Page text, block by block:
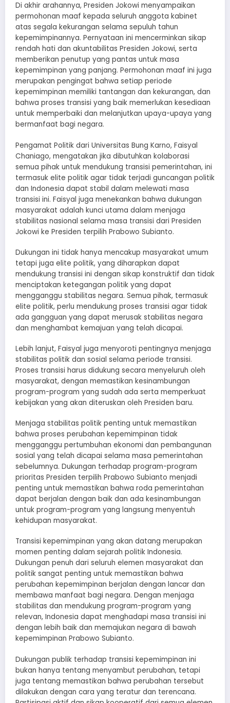
Di akhir arahannya, Presiden Jokowi menyampaikan
permohonan maaf kepada seluruh anggota kabinet
atas segala kekurangan selama sepuluh tahun
kepemimpinannya. Pernyataan ini mencerminkan sikap
rendah hati dan akuntabilitas Presiden Jokowi, serta
memberikan penutup yang pantas untuk masa
kepemimpinan yang panjang. Permohonan maaf ini juga
merupakan pengingat bahwa setiap periode
kepemimpinan memiliki tantangan dan kekurangan, dan
bahwa proses transisi yang baik memerlukan kesediaan
untuk memperbaiki dan melanjutkan upaya-upaya yang
bermanfaat bagi negara.
Pengamat Politik dari Universitas Bung Karno, Faisyal
Chaniago, mengatakan jika dibutuhkan kolaborasi
semua pihak untuk mendukung transisi pemerintahan, ini
termasuk elite politik agar tidak terjadi guncangan politik
dan Indonesia dapat stabil dalam melewati masa
transisi ini. Faisyal juga menekankan bahwa dukungan
masyarakat adalah kunci utama dalam menjaga
stabilitas nasional selama masa transisi dari Presiden
Jokowi ke Presiden terpilih Prabowo Subianto.
Dukungan ini tidak hanya mencakup masyarakat umum
tetapi juga elite politik, yang diharapkan dapat
mendukung transisi ini dengan sikap konstruktif dan tidak
menciptakan ketegangan politik yang dapat
mengganggu stabilitas negara. Semua pihak, termasuk
elite politik, perlu mendukung proses transisi agar tidak
ada gangguan yang dapat merusak stabilitas negara
dan menghambat kemajuan yang telah dicapai.
Lebih lanjut, Faisyal juga menyoroti pentingnya menjaga
stabilitas politik dan sosial selama periode transisi.
Proses transisi harus didukung secara menyeluruh oleh
masyarakat, dengan memastikan kesinambungan
program-program yang sudah ada serta memperkuat
kebijakan yang akan diteruskan oleh Presiden baru.
Menjaga stabilitas politik penting untuk memastikan
bahwa proses perubahan kepemimpinan tidak
mengganggu pertumbuhan ekonomi dan pembangunan
sosial yang telah dicapai selama masa pemerintahan
sebelumnya. Dukungan terhadap program-program
prioritas Presiden terpilih Prabowo Subianto menjadi
penting untuk memastikan bahwa roda pemerintahan
dapat berjalan dengan baik dan ada kesinambungan
untuk program-program yang langsung menyentuh
kehidupan masyarakat.
Transisi kepemimpinan yang akan datang merupakan
momen penting dalam sejarah politik Indonesia.
Dukungan penuh dari seluruh elemen masyarakat dan
politik sangat penting untuk memastikan bahwa
perubahan kepemimpinan berjalan dengan lancar dan
membawa manfaat bagi negara. Dengan menjaga
stabilitas dan mendukung program-program yang
relevan, Indonesia dapat menghadapi masa transisi ini
dengan lebih baik dan memajukan negara di bawah
kepemimpinan Prabowo Subianto.
Dukungan publik terhadap transisi kepemimpinan ini
bukan hanya tentang menyambut perubahan, tetapi
juga tentang memastikan bahwa perubahan tersebut
dilakukan dengan cara yang teratur dan terencana.